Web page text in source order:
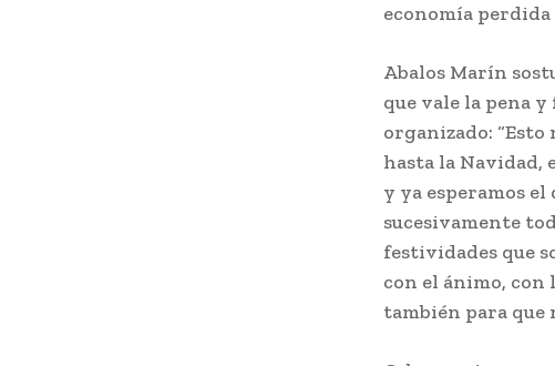
economía perdida
Abalos Marín
que vale la pena
organizado:
hasta la Navidad,
y ya esperamos el
sucesivamente
festividades que
con el ánimo, con
también para que